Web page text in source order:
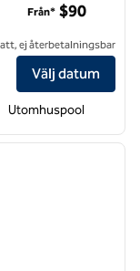
Från* $90
ej återbetalningsbar
Välj datum
Utomhuspool
nästa